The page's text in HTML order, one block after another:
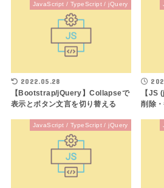
JavaScript / TypeScript / jQuery
2022.05.28
【Bootstrap/jQuery】Collapseで
表示とボタン文言を切り替える
【JS
削除
JavaScript / TypeScript / jQuery